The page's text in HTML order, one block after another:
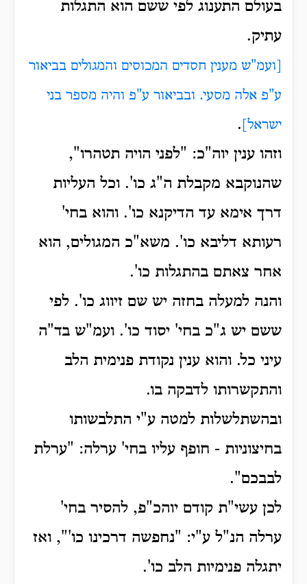
בעולם התענוג לפי ששם הוא התגלות
עתיק.
[ועמ"ש מענין חסדים המכוסים והמגולים בביאור
ע"פ אלה מסעי. ובביאור ע"פ והיה מספר בני
ישראל] .
וזהו ענין יוה"כ: "לפני הויה תטהרו",
שהנוקבא מקבלת ה"ג כו'. וכל העליות
דרך אימא עד הדיקנא כו'. והוא בחי'
רעותא דליבא כו'. משא"כ המגולים, הוא
אחר צאתם בהתגלות כו'.
והנה למעלה בחזה יש שם זיווג כו'. לפי
ששם יש ג"כ בחי' יסוד כו'. ועמ"ש בד"ה
עיני כל. והוא ענין נקודת פנימית הלב
והתקשרותו לדבקה בו.
ובהשתלשלות למטה ע"י התלבשותו
בחיצוניות - חופף עליו בחי' ערלה: "ערלת
לבבכם".
לכן עשי"ת קודם יוהכ"פ, להסיר בחי'
ערלה הנ"ל ע"י: "נחפשה דרכינו כו'", ואז
יתגלה פנימיות הלב כו'.